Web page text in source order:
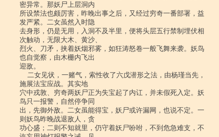
密异常。那妖尸上层洞内
所设禁法也颇厉害，昨晚出事之后，又经过穷奇一番部署，益
发严紧。二女虽然入时隐
去身形，仍是无用，入洞不及半里，便将头层五行禁制埋伏相
次触动，无限大木、黄沙、
烈火、刀矛，挟着妖烟邪雾，如狂涛怒卷一般飞舞来袭。妖鸟
也自觉察，由木栅内飞出
迎敌。
施展法宝应战。其实地
穴中戎敦、穷奇两妖尸正为失宝起了内讧，并未假死入定。妖
鸟只一报警，自然停争同
出，先御外敌。二女虽能得宝，妖尸或许漏网，也说不定。一
则妖鸟昨晚战退敌人，贪
功心盛；二则不知就里，仍守着妖尸吩咐，不到危急难支，不